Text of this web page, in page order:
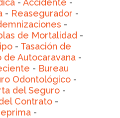
- Accidente -
- Reasegurador -
-
de Mortalidad -
- Tasación de
de Autocaravana -
- Bureau
Odontológico -
del Seguro -
Contrato -
-